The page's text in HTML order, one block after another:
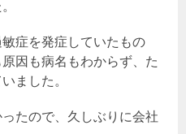
症を発症していたもの
因も病名もわからず、た
ました。
たので、久しぶりに会社